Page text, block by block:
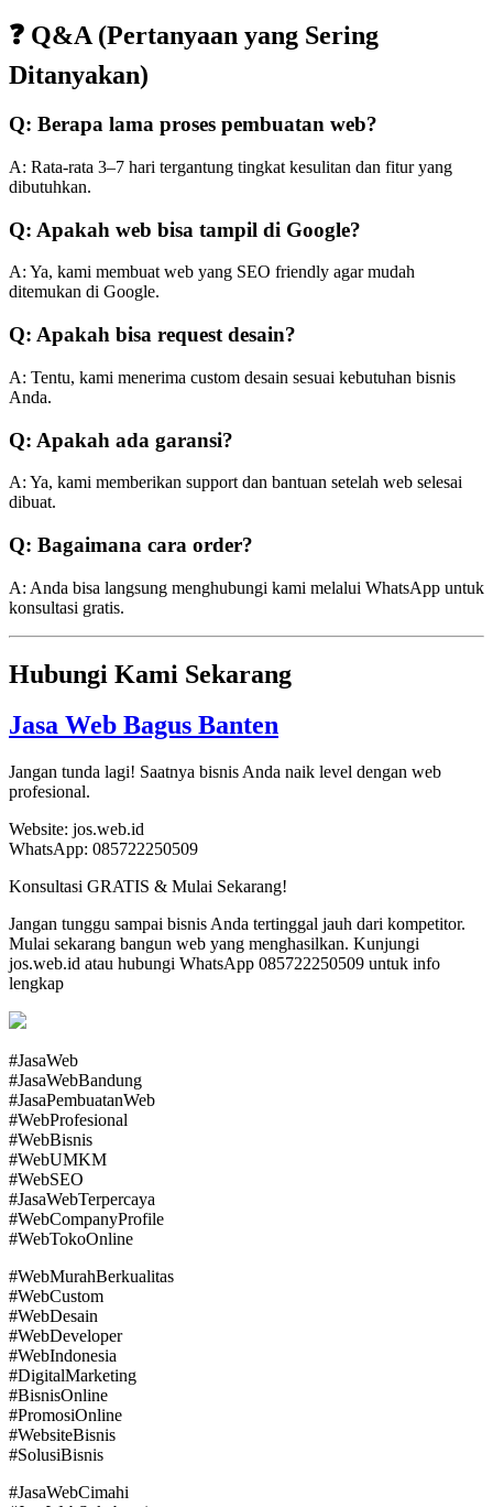
❓ Q&A (Pertanyaan yang Sering
Ditanyakan)
Q: Berapa lama proses pembuatan web?
A: Rata-rata 3–7 hari tergantung tingkat kesulitan dan fitur yang
dibutuhkan.
Q: Apakah web bisa tampil di Google?
A: Ya, kami membuat web yang SEO friendly agar mudah
ditemukan di Google.
Q: Apakah bisa request desain?
A: Tentu, kami menerima custom desain sesuai kebutuhan bisnis
Anda.
Q: Apakah ada garansi?
A: Ya, kami memberikan support dan bantuan setelah web selesai
dibuat.
Q: Bagaimana cara order?
A: Anda bisa langsung menghubungi kami melalui WhatsApp untuk
konsultasi gratis.
Hubungi Kami Sekarang
Jasa Web Bagus Banten
Jangan tunda lagi! Saatnya bisnis Anda naik level dengan web
profesional.
Website: jos.web.id
WhatsApp: 085722250509
Konsultasi GRATIS & Mulai Sekarang!
Jangan tunggu sampai bisnis Anda tertinggal jauh dari kompetitor.
Mulai sekarang bangun web yang menghasilkan. Kunjungi
jos.web.id atau hubungi WhatsApp 085722250509 untuk info
lengkap
#JasaWeb
#JasaWebBandung
#JasaPembuatanWeb
#WebProfesional
#WebBisnis
#WebUMKM
#WebSEO
#JasaWebTerpercaya
#WebCompanyProfile
#WebTokoOnline
#WebMurahBerkualitas
#WebCustom
#WebDesain
#WebDeveloper
#WebIndonesia
#DigitalMarketing
#BisnisOnline
#PromosiOnline
#WebsiteBisnis
#SolusiBisnis
#JasaWebCimahi